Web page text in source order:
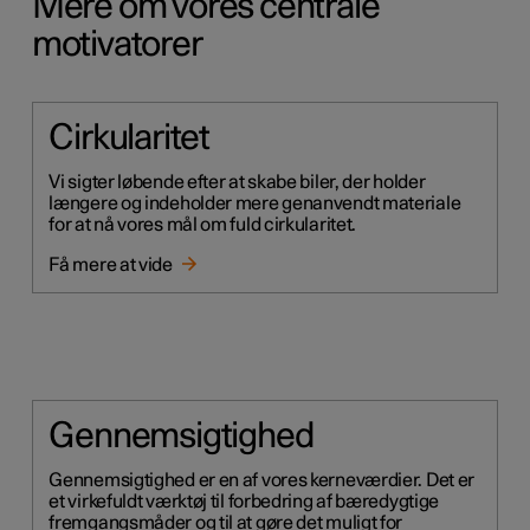
Mere om vores centrale
motivatorer
Cirkularitet
Vi sigter løbende efter at skabe biler, der holder
længere og indeholder mere genanvendt materiale
for at nå vores mål om fuld cirkularitet.
Få mere at vide
Gennemsigtighed
Gennemsigtighed er en af vores kerneværdier. Det er
et virkefuldt værktøj til forbedring af bæredygtige
fremgangsmåder og til at gøre det muligt for